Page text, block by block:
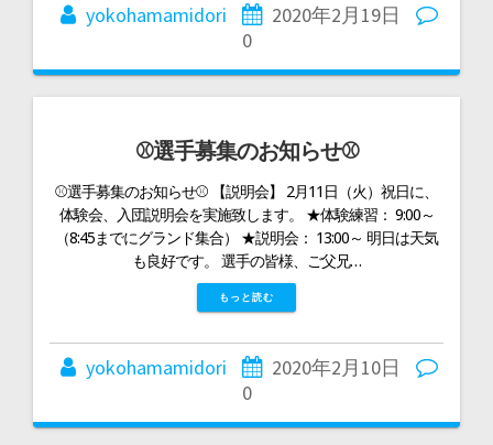
yokohamamidori
2020年2月19日
0
⚾選手募集のお知らせ⚾
⚾選手募集のお知らせ⚾ 【説明会】 2月11日（火）祝日に、
体験会、入団説明会を実施致します。 ★体験練習： 9:00～
（8:45までにグランド集合） ★説明会： 13:00～ 明日は天気
も良好です。 選手の皆様、ご父兄…
もっと読む
yokohamamidori
2020年2月10日
0